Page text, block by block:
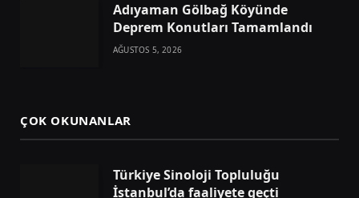
Adıyaman Gölbağ Köyünde
Deprem Konutları Tamamlandı
AĞUSTOS 5, 2026
ÇOK OKUNANLAR
Türkiye Sinoloji Topluluğu
İstanbul’da faaliyete geçti